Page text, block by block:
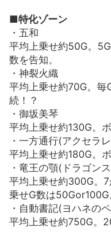
■特化ゾーン
・五和
平均上乗せ約50G。
数を告知。
・神裂火織
平均上乗せ約70G。毎
続！？
・御坂美琴
平均上乗せ約130G。
・一方通行(アクセラ
平均上乗せ約180G。
・竜王の顎(ドラゴン
平均上乗せ約300G。
乗せG数は50Gor100G
・自動書記(ヨハネの
平均上乗せ約750G。